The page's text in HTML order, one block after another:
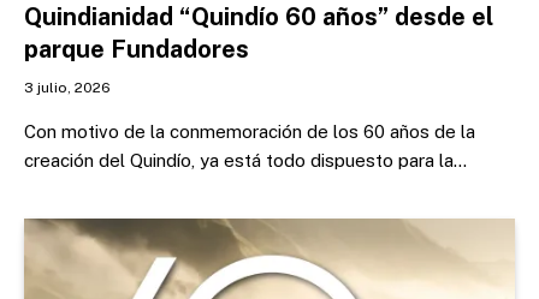
Quindianidad “Quindío 60 años” desde el
parque Fundadores
3 julio, 2026
Con motivo de la conmemoración de los 60 años de la
creación del Quindío, ya está todo dispuesto para la…